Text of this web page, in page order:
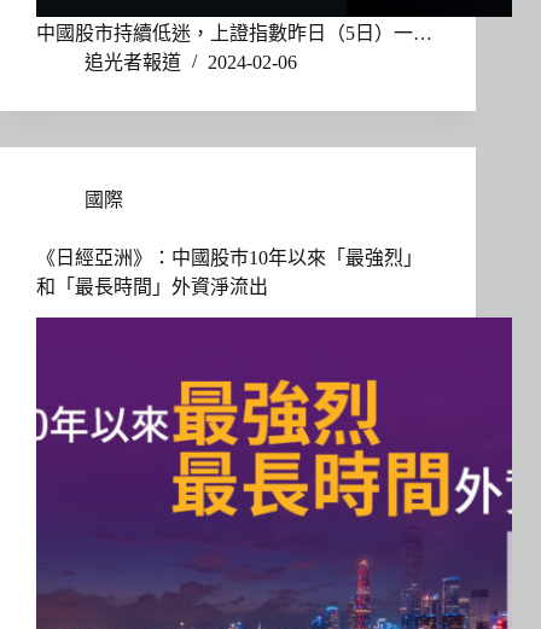
中國股市持續低迷，上證指數昨日（5日）一…
追光者報道
2024-02-06
國際
《日經亞洲》：中國股巿10年以來「最強烈」
和「最長時間」外資淨流出